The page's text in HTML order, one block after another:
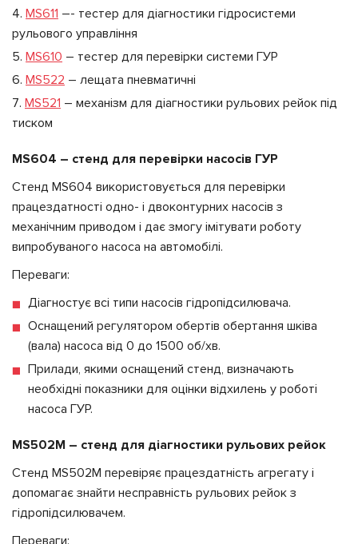
MS611 –- тестер для діагностики гідросистеми
рульового управління
MS610 – тестер для перевірки системи ГУР
MS522 – лещата пневматичні
MS521 – механізм для діагностики рульових рейок під
тиском
MS604 – стенд для перевірки насосів ГУР
Стенд MS604 використовується для перевірки
працездатності одно- і двоконтурних насосів з
механічним приводом і дає змогу імітувати роботу
випробуваного насоса на автомобілі.
Переваги:
Діагностує всі типи насосів гідропідсилювача.
Оснащений регулятором обертів обертання шківа
(вала) насоса від 0 до 1500 об/хв.
Прилади, якими оснащений стенд, визначають
необхідні показники для оцінки відхилень у роботі
насоса ГУР.
MS502M – стенд для діагностики рульових рейок
Стенд MS502M перевіряє працездатність агрегату і
допомагає знайти несправність рульових рейок з
гідропідсилювачем.
Переваги: